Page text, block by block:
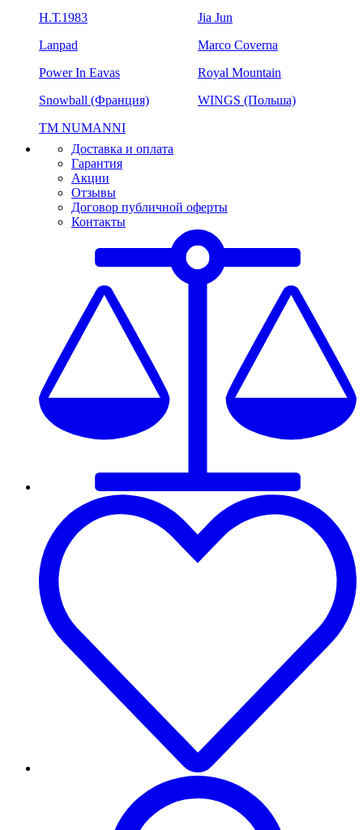
H.Т.1983
Jia Jun
Lanpad
Marco Coverna
Power In Eavas
Royal Mountain
Snowball (Франция)
WINGS (Польша)
ТМ NUMANNI
Доставка и оплата
Гарантия
Акции
Отзывы
Договор публичной оферты
Контакты